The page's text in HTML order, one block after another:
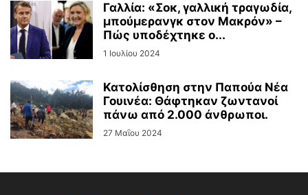
Γαλλία: «Σοκ, γαλλική τραγωδία,
μπούμερανγκ στον Μακρόν» –
Πώς υποδέχτηκε ο...
1 Ιουλίου 2024
Κατολίσθηση στην Παπούα Νέα
Γουινέα: Θάφτηκαν ζωντανοί
πάνω από 2.000 άνθρωποι.
27 Μαΐου 2024